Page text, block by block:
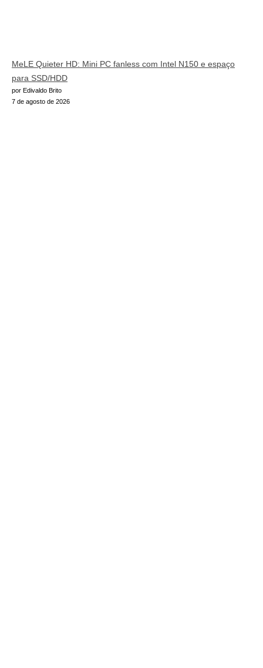
MeLE Quieter HD: Mini PC fanless com Intel N150 e espaço
para SSD/HDD
por Edivaldo Brito
7 de agosto de 2026